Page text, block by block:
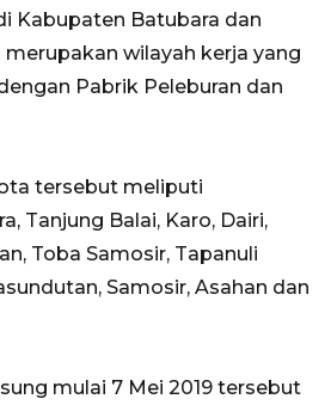
Kabupaten Batubara dan
wilayah kerja yang
Pabrik Peleburan dan
tersebut meliputi
Tanjung Balai, Karo, Dairi,
Toba Samosir, Tapanuli
Samosir, Asahan dan
mulai 7 Mei 2019 tersebut